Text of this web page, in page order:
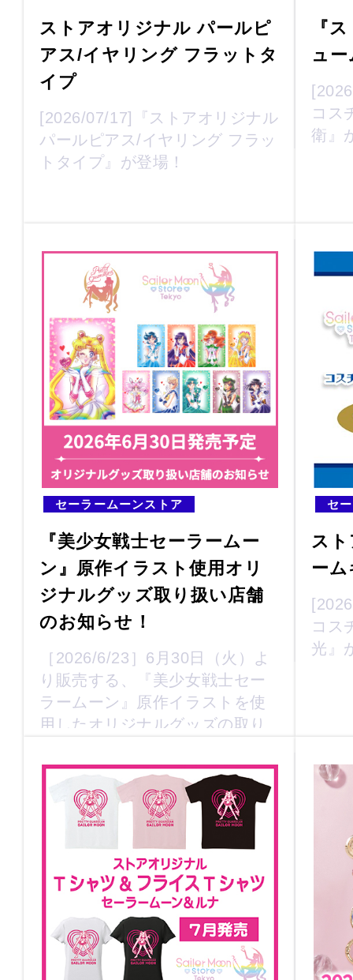
ストアオリジナル パールピ
アス/イヤリング フラットタ
イプ
[2026/07/17]『ストアオリジナル
パールピアス/イヤリング フラッ
トタイプ』が登場！
『
ュ
コス
衛』
セーラームーンストア
『美少女戦士セーラームー
ン』原作イラスト使用オリ
ジナルグッズ取り扱い店舗
のお知らせ！
［2026/6/23］6月30日（火）よ
り販売する、『美少女戦士セー
ラームーン』原作イラストを使
用したオリジナルグッズの取り
セ
ス
ー
コス
光』